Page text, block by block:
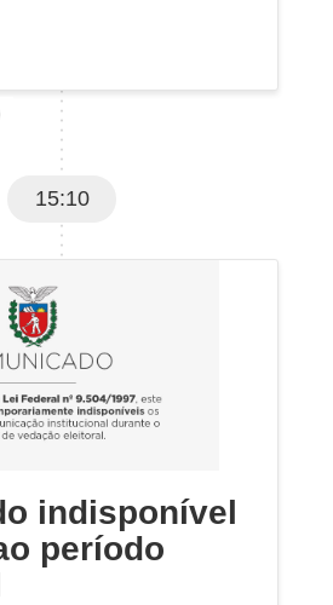
15:10
indisponível
período